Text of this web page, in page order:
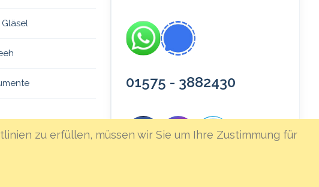
zu erfüllen, müssen wir Sie um Ihre Zustimmung für
01575 - 3882430